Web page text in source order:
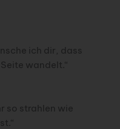
ich dir, dass
wandelt.“
so strahlen wie